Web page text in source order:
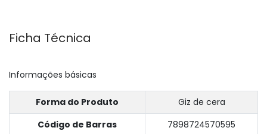
Ficha Técnica
Informações básicas
Forma do Produto
Giz de cera
Código de Barras
7898724570595